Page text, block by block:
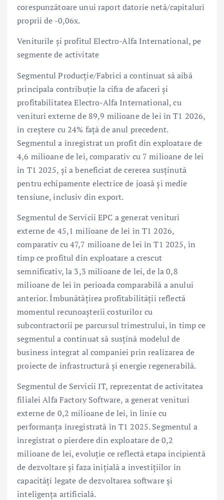
corespunzătoare unui raport datorie netă/capitaluri
proprii de -0,06x.
Veniturile și profitul Electro-Alfa International, pe
segmente de activitate
Segmentul Producție/Fabrici a continuat să aibă
principala contribuție la cifra de afaceri și
profitabilitatea Electro-Alfa International, cu
venituri externe de 89,9 milioane de lei în T1 2026,
în creștere cu 24% față de anul precedent.
Segmentul a înregistrat un profit din exploatare de
4,6 milioane de lei, comparativ cu 7 milioane de lei
în T1 2025, și a beneficiat de cererea susținută
pentru echipamente electrice de joasă și medie
tensiune, inclusiv din export.
Segmentul de Servicii EPC a generat venituri
externe de 45,1 milioane de lei în T1 2026,
comparativ cu 47,7 milioane de lei în T1 2025, în
timp ce profitul din exploatare a crescut
semnificativ, la 3,3 milioane de lei, de la 0,8
milioane de lei în perioada comparabilă a anului
anterior. Îmbunătățirea profitabilității reflectă
momentul recunoașterii costurilor cu
subcontractorii pe parcursul trimestrului, în timp ce
segmentul a continuat să susțină modelul de
business integrat al companiei prin realizarea de
proiecte de infrastructură și energie regenerabilă.
Segmentul de Servicii IT, reprezentat de activitatea
filialei Alfa Factory Software, a generat venituri
externe de 0,2 milioane de lei, în linie cu
performanța înregistrată în T1 2025. Segmentul a
înregistrat o pierdere din exploatare de 0,2
milioane de lei, evoluție ce reflectă etapa incipientă
de dezvoltare și faza inițială a investițiilor în
capacități legate de dezvoltarea software și
inteligența artificială.